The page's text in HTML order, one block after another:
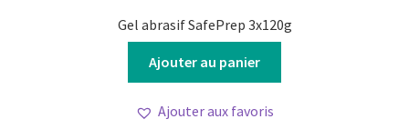
Gel abrasif SafePrep 3x120g
Ajouter au panier
Ajouter aux favoris